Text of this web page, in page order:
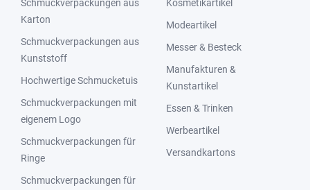
Schmuckverpackungen aus
Karton
Schmuckverpackungen aus
Kunststoff
Hochwertige Schmucketuis
Schmuckverpackungen mit
eigenem Logo
Schmuckverpackungen für
Ringe
Schmuckverpackungen für
Kosmetikartikel
Modeartikel
Messer & Besteck
Manufakturen &
Kunstartikel
Essen & Trinken
Werbeartikel
Versandkartons